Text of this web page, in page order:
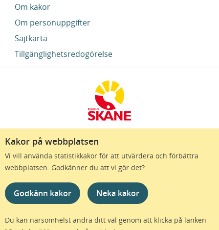
Kakor på webbplatsen
Vi vill använda statistikkakor för att utvärdera och förbättra
webbplatsen. Godkänner du att vi gör det?
Godkänn kakor Neka kakor
Du kan närsomhelst ändra ditt val genom att klicka på länken
Om kakor
Om personuppgifter
Sajtkarta
Tillgänglighetsredogörelse
Region Skåne finns till för att alla som bor i Skåne
ska må bra och känna framtidstro. Genom
gränslösa samarbeten och omtanke skapas de
bästa förutsättningar för ett hälsosamt liv – inom
näringsliv, kollektivtrafik, kultur och hälso- och
sjukvård – i Skåne. Tillsammans gör vi livet mera
möjligt.